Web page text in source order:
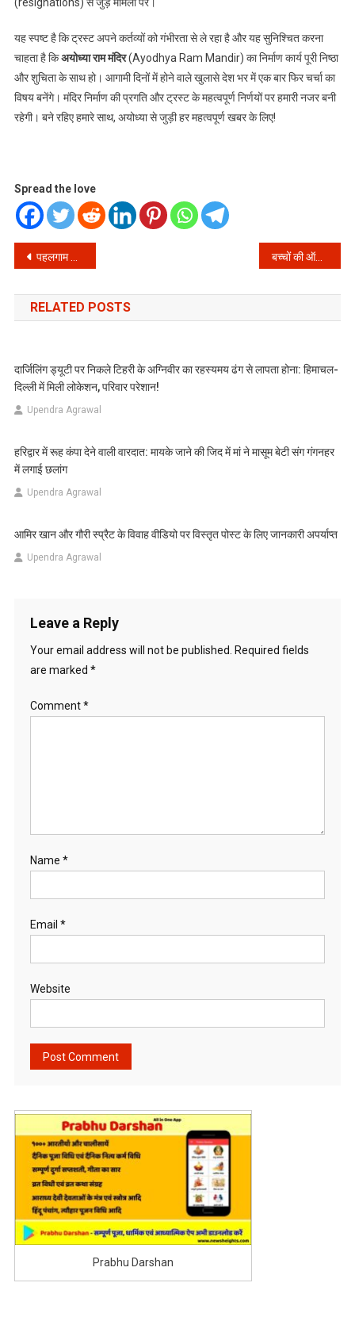
यह स्पष्ट है कि ट्रस्ट अपने कर्तव्यों को गंभीरता से ले रहा है और यह सुनिश्चित करना
चाहता है किअयोध्या राम मंदिर(Ayodhya Ram Mandir) का निर्माण कार्य पूरी निष्ठा
और शुचिता के साथ हो। आगामी दिनों में होने वाले खुलासे देश भर में एक बार फिर चर्चा का
विषय बनेंगे। मंदिर निर्माण की प्रगति और ट्रस्ट के महत्वपूर्ण निर्णयों पर हमारी नजर बनी
रहेगी। बने रहिए हमारे साथ, अयोध्या से जुड़ी हर महत्वपूर्ण खबर के लिए!
Spread the love
Post
navigation
पहलगाम आतंकी हमला: NIA की बड़ी कार्रवाई, हाफिज सईद अब आरोपी! बच्चों की ऑनलाइन दुनिया में भूचाल: STF की बड़ी कार्रवाई से काँपे अपराधी, जानें कैसे रखें अपने लाडलों को सुरक्षित!
RELATED POSTS
दार्जिलिंग ड्यूटी पर निकले टिहरी के अग्निवीर का रहस्यमय ढंग से लापता होना: हिमाचल-
दिल्ली में मिली लोकेशन, परिवार परेशान!
Upendra Agrawal
हरिद्वार में रूह कंपा देने वाली वारदात: मायके जाने की जिद में मां ने मासूम बेटी संग गंगनहर
में लगाई छलांग
Upendra Agrawal
आमिर खान और गौरी स्प्रैट के विवाह वीडियो पर विस्तृत पोस्ट के लिए जानकारी अपर्याप्त
Upendra Agrawal
Leave a Reply
Your email address will not be published.
Required fields
are marked *
Comment*
Name *
Email *
Website
Prabhu Darshan